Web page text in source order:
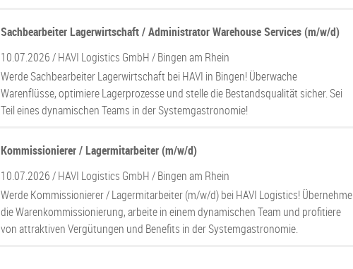
Sachbearbeiter Lagerwirtschaft / Administrator Warehouse Services (m/w/d)
10.07.2026 /HAVI Logistics GmbH/ Bingen am Rhein
Werde Sachbearbeiter Lagerwirtschaft bei HAVI in Bingen! Überwache
Warenflüsse, optimiere Lagerprozesse und stelle die Bestandsqualität sicher. Sei
Teil eines dynamischen Teams in der Systemgastronomie!
Kommissionierer / Lagermitarbeiter (m/w/d)
10.07.2026 /HAVI Logistics GmbH/ Bingen am Rhein
Werde Kommissionierer / Lagermitarbeiter (m/w/d) bei HAVI Logistics! Übernehme
die Warenkommissionierung, arbeite in einem dynamischen Team und profitiere
von attraktiven Vergütungen und Benefits in der Systemgastronomie.